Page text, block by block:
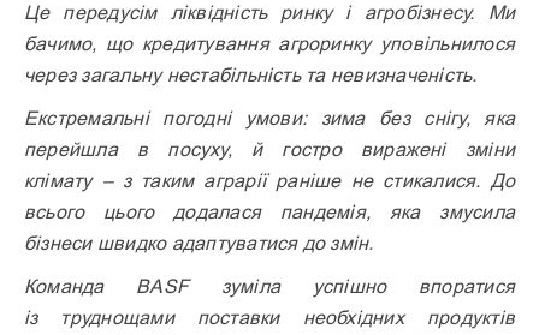
Це передусім ліквідність ринку і агробізнесу. Ми
бачимо, що кредитування агроринку уповільнилося
через загальну нестабільність та невизначеність.
Екстремальні погодні умови: зима без снігу, яка
перейшла в посуху, й гостро виражені зміни
клімату – з таким аграрії раніше не стикалися. До
всього цього додалася пандемія, яка змусила
бізнеси швидко адаптуватися до змін.
Команда BASF зуміла успішно впоратися
із труднощами поставки необхідних продуктів